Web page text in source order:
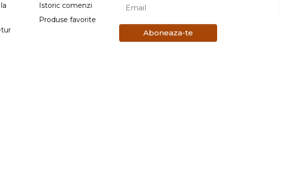
Istoric comenzi
Produse favorite
Email
Aboneaza-te